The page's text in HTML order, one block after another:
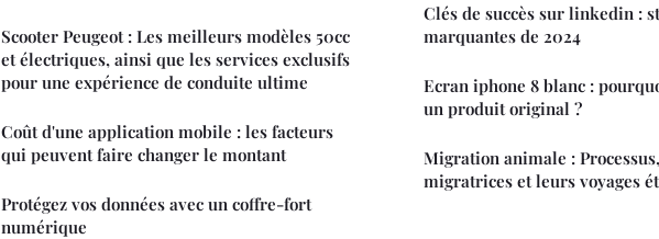
Scooter Peugeot : Les meilleurs modèles 50cc
et électriques, ainsi que les services exclusifs
pour une expérience de conduite ultime
Coût d'une application mobile : les facteurs
qui peuvent faire changer le montant
Protégez vos données avec un coffre-fort
numérique
Clés de succès sur linkedin :
marquantes de 2024
Ecran iphone 8 blanc :
un produit original ?
Migration animale :
migratrices et leurs voyages